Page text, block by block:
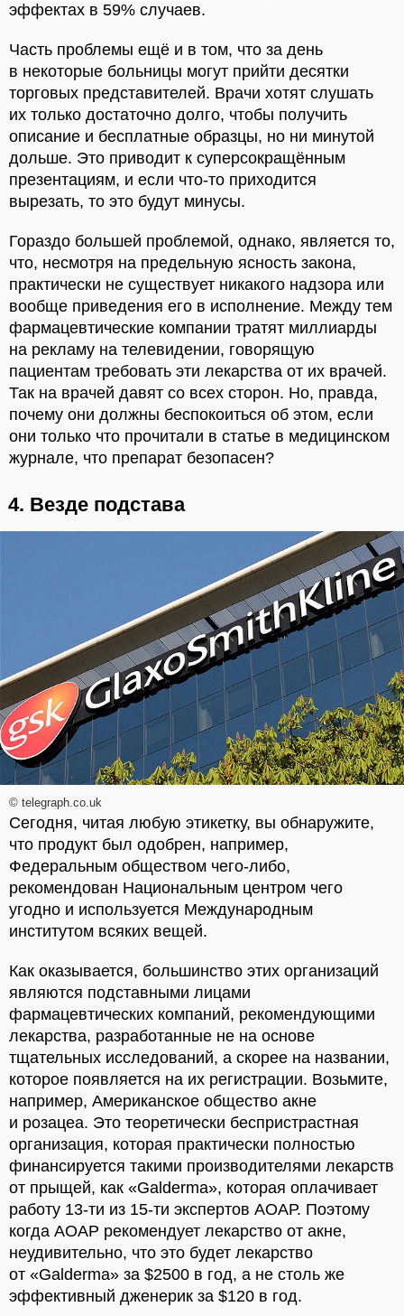
эффектах в 59% случаев.
Часть проблемы ещё и в том, что за день
в некоторые больницы могут прийти десятки
торговых представителей. Врачи хотят слушать
их только достаточно долго, чтобы получить
описание и бесплатные образцы, но ни минутой
дольше. Это приводит к суперсокращённым
презентациям, и если что-то приходится
вырезать, то это будут минусы.
Гораздо большей проблемой, однако, является то,
что, несмотря на предельную ясность закона,
практически не существует никакого надзора или
вообще приведения его в исполнение. Между тем
фармацевтические компании тратят миллиарды
на рекламу на телевидении, говорящую
пациентам требовать эти лекарства от их врачей.
Так на врачей давят со всех сторон. Но, правда,
почему они должны беспокоиться об этом, если
они только что прочитали в статье в медицинском
журнале, что препарат безопасен?
4. Везде подстава
© telegraph.co.uk
Сегодня, читая любую этикетку, вы обнаружите,
что продукт был одобрен, например,
Федеральным обществом чего-либо,
рекомендован Национальным центром чего
угодно и используется Международным
институтом всяких вещей.
Как оказывается, большинство этих организаций
являются подставными лицами
фармацевтических компаний, рекомендующими
лекарства, разработанные не на основе
тщательных исследований, а скорее на названии,
которое появляется на их регистрации. Возьмите,
например, Американское общество акне
и розацеа. Это теоретически беспристрастная
организация, которая практически полностью
финансируется такими производителями лекарств
от прыщей, как «Galderma», которая оплачивает
работу 13-ти из 15-ти экспертов АОАР. Поэтому
когда АОАР рекомендует лекарство от акне,
неудивительно, что это будет лекарство
от «Galderma» за $2500 в год, а не столь же
эффективный дженерик за $120 в год.